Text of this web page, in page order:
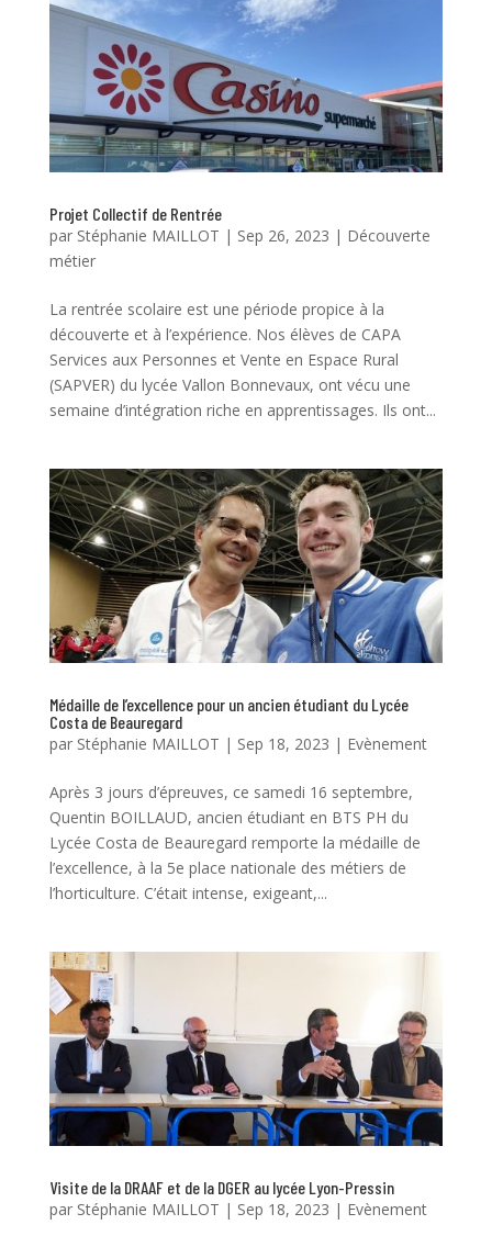
Projet Collectif de Rentrée
par Stéphanie MAILLOT | Sep 26, 2023 | Découverte
métier
La rentrée scolaire est une période propice à la
découverte et à l’expérience. Nos élèves de CAPA
Services aux Personnes et Vente en Espace Rural
(SAPVER) du lycée Vallon Bonnevaux, ont vécu une
semaine d’intégration riche en apprentissages. Ils ont...
Médaille de l’excellence pour un ancien étudiant du Lycée
Costa de Beauregard
par Stéphanie MAILLOT | Sep 18, 2023 | Evènement
Après 3 jours d’épreuves, ce samedi 16 septembre,
Quentin BOILLAUD, ancien étudiant en BTS PH du
Lycée Costa de Beauregard remporte la médaille de
l’excellence, à la 5e place nationale des métiers de
l’horticulture. C’était intense, exigeant,...
Visite de la DRAAF et de la DGER au lycée Lyon-Pressin
par Stéphanie MAILLOT | Sep 18, 2023 | Evènement